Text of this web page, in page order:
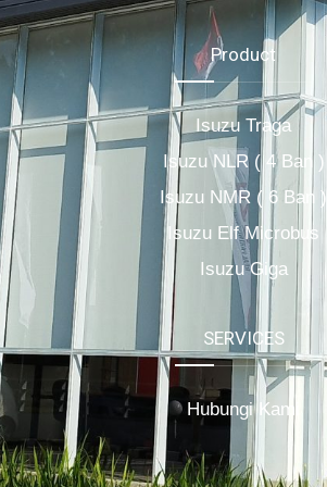
Product
Isuzu Traga
Isuzu NLR ( 4 Ban )
Isuzu NMR ( 6 Ban )
Isuzu Elf Microbus
Isuzu Giga
SERVICES
Hubungi Kami